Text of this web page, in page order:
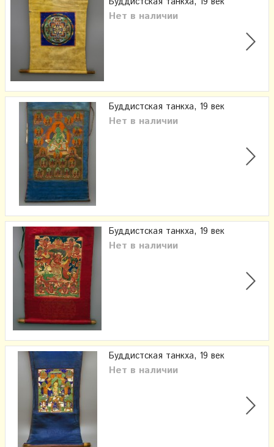
Нет в наличии
Буддистская танкха, 19 век
Нет в наличии
Буддистская танкха, 19 век
Нет в наличии
Буддистская танкха, 19 век
Нет в наличии